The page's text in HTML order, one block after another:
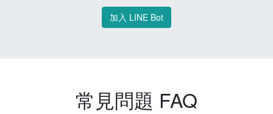
加入 LINE Bot
常見問題 FAQ